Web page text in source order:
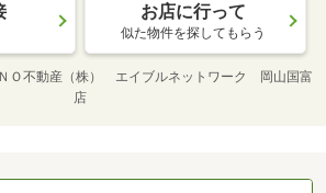
お店に行って
似た物件を探してもらう
Ｏ不動産（株） エイブルネットワーク 岡山国富
店